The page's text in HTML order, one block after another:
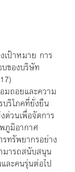
เป้าหมาย การ
ของบริษัท
มถอยและความ
ริโภคที่ยั่งยืน
ด่วนเพื่อจัดการ
ภูมิอากาศ
ทรัพยากรอย่าง
มารถสนับสนุน
ละคนรุ่นต่อไป